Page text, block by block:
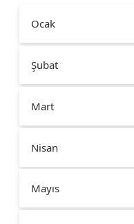
Ocak
Şubat
Mart
Nisan
Mayıs